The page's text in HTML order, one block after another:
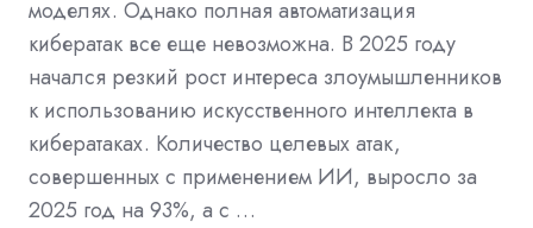
моделях. Однако полная автоматизация
кибератак все еще невозможна. В 2025 году
начался резкий рост интереса злоумышленников
к использованию искусственного интеллекта в
кибератаках. Количество целевых атак,
совершенных с применением ИИ, выросло за
2025 год на 93%, а с …